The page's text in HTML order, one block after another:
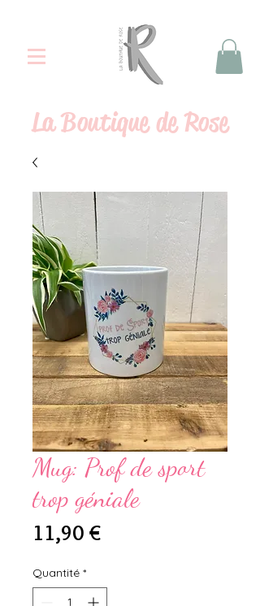
LaBoutique de Rose
Mug: Prof de sport
trop géniale
11,90 €Prix
Quantité *